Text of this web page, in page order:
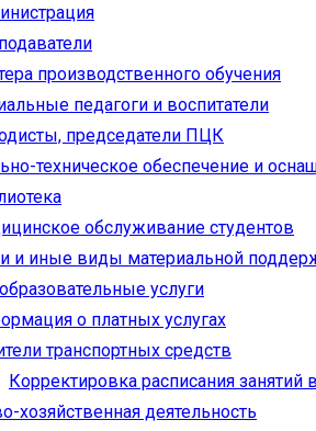
производственного обучения
педагоги и воспитатели​
председатели ПЦК
техническое обеспечение и
обслуживание студентов
и иные виды материальной
услуги
о платных услугах
транспортных средств
Корректировка расписания занятий
хозяйственная деятельность